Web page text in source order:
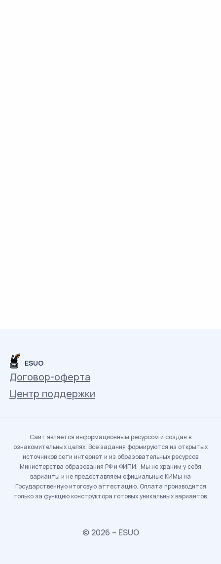
ESUO
Договор-оферта
Центр поддержки
Сайт является информационным ресурсом и создан в
ознакомительных целях. Все задания формируются из открытых
источников сети интернет и из образовательных ресурсов
Министерства образования РФ и ФИПИ. Мы не храним у себя
варианты и не предоставляем официальные КИМы на
Государственную итоговую аттестацию. Оплата производится
только за функцию конструктора готовых уникальных вариантов.
© 2026 – ESUO